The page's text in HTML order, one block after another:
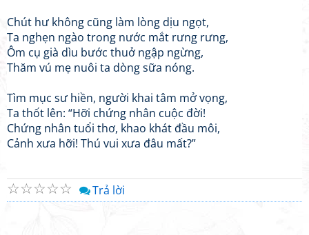
​Chút hư không cũng làm lòng dịu ngọt,
Ta nghẹn ngào trong nước mắt rưng rưng,
Ôm cụ già dìu bước thuở ngập ngừng,
Thăm vú mẹ nuôi ta dòng sữa nóng.
​Tìm mục sư hiền, người khai tâm mở vọng,
Ta thốt lên: “Hỡi chứng nhân cuộc đời!
Chứng nhân tuổi thơ, khao khát đầu môi,
Cảnh xưa hỡi! Thú vui xưa đâu mất?”
☆
☆
☆
☆
☆ Trả lời